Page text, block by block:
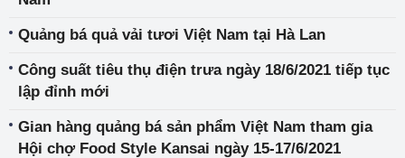
Quảng bá quả vải tươi Việt Nam tại Hà Lan
Công suất tiêu thụ điện trưa ngày 18/6/2021 tiếp tục
lập đỉnh mới
Gian hàng quảng bá sản phẩm Việt Nam tham gia
Hội chợ Food Style Kansai ngày 15-17/6/2021